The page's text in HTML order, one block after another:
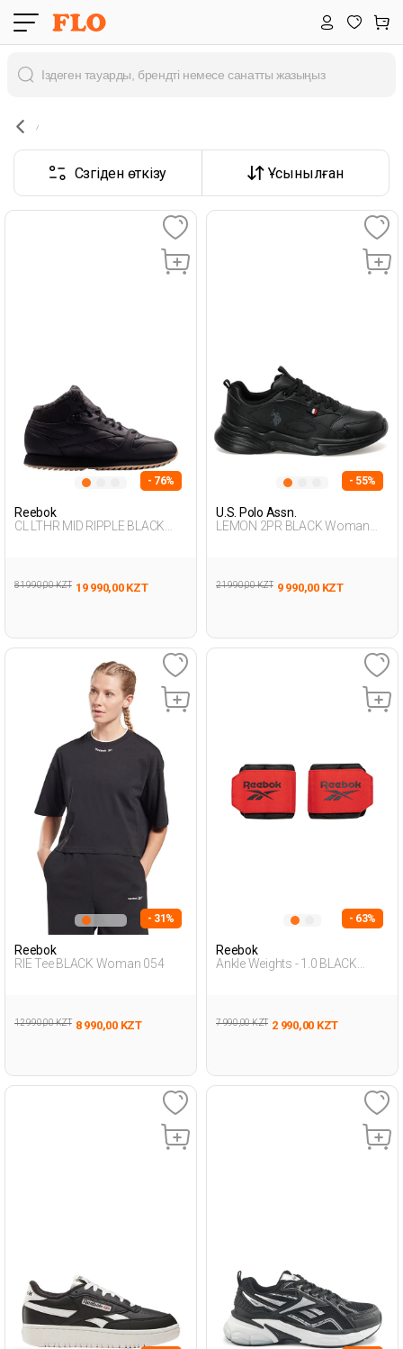
Сүзгіден өткізу Ұсынылған
- 76%
Reebok
CL LTHR MID RIPPLE BLACK
81 990,00 KZT 19 990,00 KZT
- 55%
U.S. Polo Assn.
LEMON 2PR BLACK Woman
21 990,00 KZT 9 990,00 KZT
- 31%
Reebok
RIE Tee BLACK Woman 054
12 990,00 KZT 8 990,00 KZT
- 63%
Reebok
Ankle Weights - 1.0 BLACK
7 990,00 KZT 2 990,00 KZT